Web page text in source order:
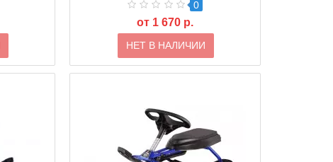
0
от 1 670 р.
НЕТ В НАЛИЧИИ